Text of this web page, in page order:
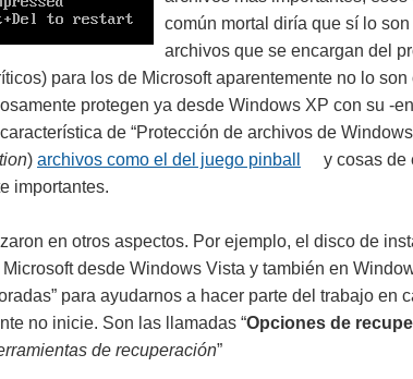
común mortal diría que sí lo
archivos que se encargan del
para los de Microsoft aparentemente no lo son
protegen ya desde Windows XP con su -
de “Protección de archivos de
) archivos como el del juego pinball
y cosas de
importantes.
en otros aspectos. Por ejemplo, el disco de
desde Windows Vista y también en
para ayudarnos a hacer parte del trabajo en
no inicie. Son las llamadas “Opciones de
de recuperación”